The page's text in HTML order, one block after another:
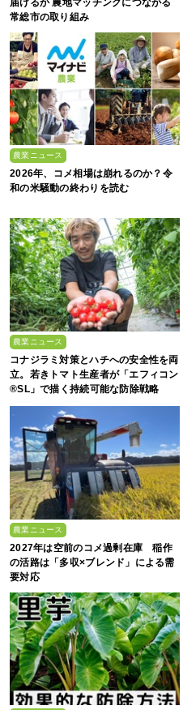
常総市の取り組み
農業ニュース
2026年、コメ相場は崩れるのか？令
和の米騒動の終わりを読む
農業ニュース
コナジラミ対策とハチへの安全性を両
立。若きトマト生産者が「エフィコン
®SL」で描く持続可能な防除戦略
農業ニュース
2027年は空前のコメ過剰在庫 稲作
の活路は「多収×ブレンド」による需
要対応